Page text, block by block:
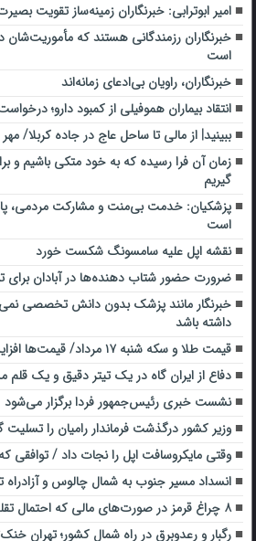
امیر ابوترابی: خبرنگاران زمینه‌ساز تقویت
خبرنگاران رزمندگانی هستند که مأموریت‌شان
است
خبرنگاران، راویان بی‌ادعای زمانه‌اند
انتقاد بیماران هموفیلی از کمبود دارو؛
ببینید| از مالی تا ساحل عاج در جاده کربلا/
زمان آن فرا رسیده که به خود متکی باشیم و
گیریم
پزشکیان: خدمت بی‌منت و مشارکت مردمی،
است
نقشه اپل علیه سامسونگ شکست خورد
ضرورت حضور شتاب ‌دهنده‌ها در آبادان برای
خبرنگار مانند پزشک بدون دانش تخصصی
داشته باشد
قیمت طلا و سکه شنبه ۱۷ مرداد/ قیمت‌ها افزایشی
دفاع از ایران گاه در یک تیتر دقیق و یک قلم
نشست خبری رئیس‌جمهور فردا برگزار می‌شود
وزیر کشور درگذشت فرماندار رامیان را تسلیت
وقتی مایکروسافت اپل را نجات داد / توافقی
انسداد مسیر جنوب به شمال چالوس و آزادراه
۸ چراغ قرمز در صورت‌های مالی که احتمال تقلب را آشکار می‌کند
رگبار و رعدوبرق در راه شمال کشور؛ تهران